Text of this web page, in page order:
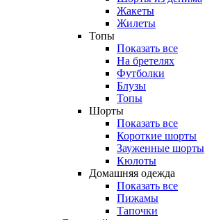
Жакеты
Жилеты
Топы
Показать все
На бретелях
Футболки
Блузы
Топы
Шорты
Показать все
Короткие шорты
Зауженные шорты
Кюлоты
Домашняя одежда
Показать все
Пижамы
Тапочки